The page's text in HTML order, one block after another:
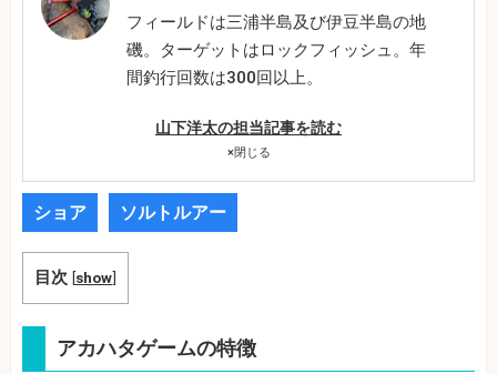
フィールドは三浦半島及び伊豆半島の地
磯。ターゲットはロックフィッシュ。年
間釣行回数は300回以上。
山下洋太の担当記事を読む
×閉じる
ショア ソルトルアー
目次 [show]
アカハタゲームの特徴